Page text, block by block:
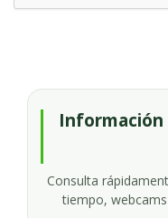
Información
Consulta
tiempo,